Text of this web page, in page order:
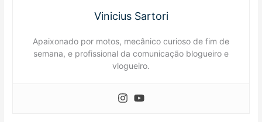
Vinicius Sartori
Apaixonado por motos, mecânico curioso de fim de
semana, e profissional da comunicação blogueiro e
vlogueiro.